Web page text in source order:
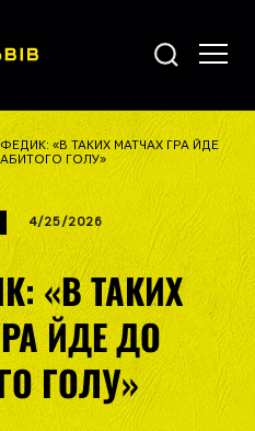
ФЕДИК: «В ТАКИХ МАТЧАХ ГРА ЙДЕ
ГОЛУ»
4/25/2026
«В ТАКИХ
ЙДЕ ДО
ГОЛУ»